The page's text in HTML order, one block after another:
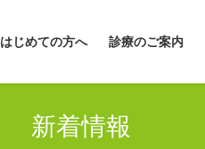
はじめての方へ 診療のご案内
新着情報